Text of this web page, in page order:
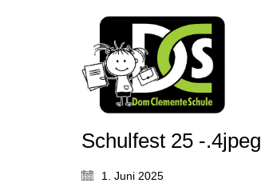
Schulfest 25 -.4jpeg
1. Juni 2025